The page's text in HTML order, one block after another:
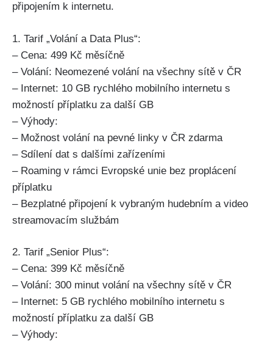
připojením k internetu.
1. Tarif „Volání a Data Plus“:
– Cena: 499 Kč měsíčně
– Volání: Neomezené volání na všechny sítě v ČR
– Internet: 10 GB rychlého mobilního internetu s
možností příplatku za další GB
– Výhody:
– Možnost volání na pevné linky v ČR zdarma
– Sdílení dat s dalšími zařízeními
– Roaming v rámci Evropské unie bez proplácení
příplatku
– Bezplatné připojení k vybraným hudebním a video
streamovacím službám
2. Tarif „Senior Plus“:
– Cena: 399 Kč měsíčně
– Volání: 300 minut volání na všechny sítě v ČR
– Internet: 5 GB rychlého mobilního internetu s
možností příplatku za další GB
– Výhody: